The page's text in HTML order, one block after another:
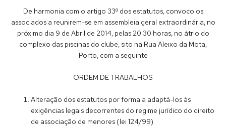
De harmonia com o artigo 33º dos estatutos, convoco os
associados a reunirem-se em assembleia geral extraordinária, no
próximo dia 9 de Abril de 2014, pelas 20:30 horas, no átrio do
complexo das piscinas do clube, sito na Rua Aleixo da Mota,
Porto, com a seguinte
ORDEM DE TRABALHOS
Alteração dos estatutos por forma a adaptá-los às
exigências legais decorrentes do regime jurídico do direito
de associação de menores (lei 124/99).